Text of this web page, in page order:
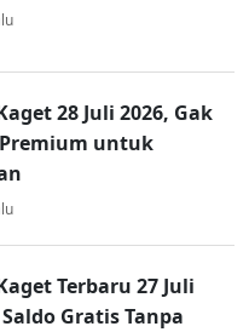
28 Juli 2026, Gak
untuk
Terbaru 27 Juli
Gratis Tanpa